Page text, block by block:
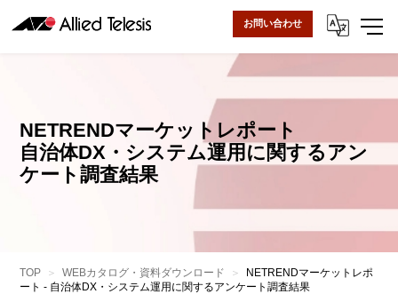
お問い合わせ
NETRENDマーケットレポート
自治体DX・システム運用に関するアン
ケート調査結果
TOP WEBカタログ・資料ダウンロード
NETRENDマーケットレポ
ート - 自治体DX・システム運用に関するアンケート調査結果